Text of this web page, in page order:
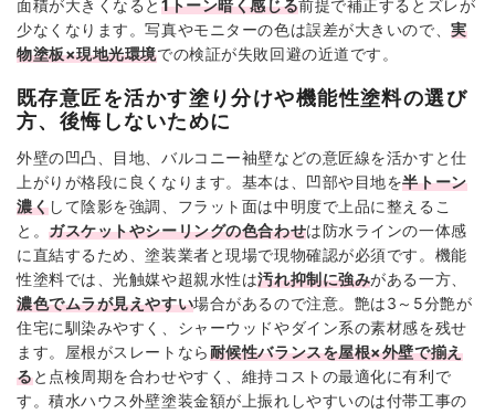
面積が大きくなると1トーン暗く感じる前提で補正するとズレが
少なくなります。写真やモニターの色は誤差が大きいので、実
物塗板×現地光環境での検証が失敗回避の近道です。
既存意匠を活かす塗り分けや機能性塗料の選び
方、後悔しないために
外壁の凹凸、目地、バルコニー袖壁などの意匠線を活かすと仕
上がりが格段に良くなります。基本は、凹部や目地を半トーン
濃くして陰影を強調、フラット面は中明度で上品に整えるこ
と。ガスケットやシーリングの色合わせは防水ラインの一体感
に直結するため、塗装業者と現場で現物確認が必須です。機能
性塗料では、光触媒や超親水性は汚れ抑制に強みがある一方、
濃色でムラが見えやすい場合があるので注意。艶は3～5分艶が
住宅に馴染みやすく、シャーウッドやダイン系の素材感を残せ
ます。屋根がスレートなら耐候性バランスを屋根×外壁で揃え
ると点検周期を合わせやすく、維持コストの最適化に有利で
す。積水ハウス外壁塗装金額が上振れしやすいのは付帯工事の